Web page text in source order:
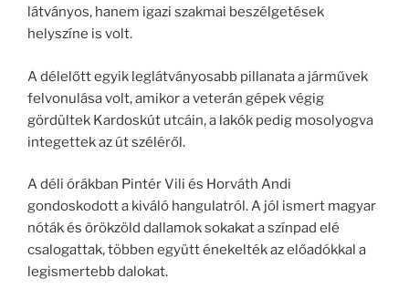
látványos, hanem igazi szakmai beszélgetések
helyszíne is volt.
A délelőtt egyik leglátványosabb pillanata a járművek
felvonulása volt, amikor a veterán gépek végig
gördültek Kardoskút utcáin, a lakók pedig mosolyogva
integettek az út széléről.
A déli órákban Pintér Vili és Horváth Andi
gondoskodott a kiváló hangulatról. A jól ismert magyar
nóták és örökzöld dallamok sokakat a színpad elé
csalogattak, többen együtt énekelték az előadókkal a
legismertebb dalokat.